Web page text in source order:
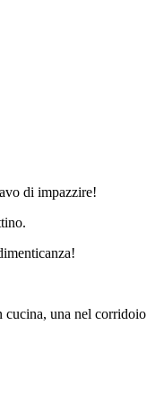
di impazzire!
cucina, una nel corridoio